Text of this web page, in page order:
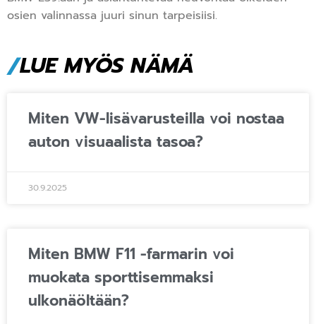
osien valinnassa juuri sinun tarpeisiisi.
/LUE MYÖS NÄMÄ
Miten VW-lisävarusteilla voi nostaa
auton visuaalista tasoa?
30.9.2025
Miten BMW F11 -farmarin voi
muokata sporttisemmaksi
ulkonäöltään?